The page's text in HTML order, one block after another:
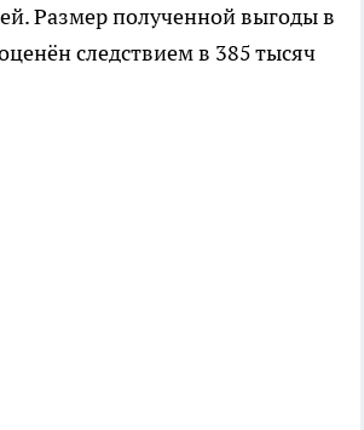
Размер полученной выгоды в
следствием в 385 тысяч